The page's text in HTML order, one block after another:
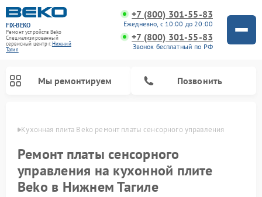
FIX-BEKO
Ремонт устройств Beko
Специализированный
cервисный центр г.Нижний
Тагил
+7 (800) 301-55-83
Ежедневно, с 10:00 до 20:00
+7 (800) 301-55-83
Звонок бесплатный по РФ
Мы ремонтируем Позвонить
Кухонная плита Beko ремонт платы сенсорного управления
Ремонт платы сенсорного
управления на кухонной плите
Beko в Нижнем Тагиле